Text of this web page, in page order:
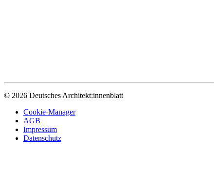
© 2026 Deutsches Architekt:innenblatt
Cookie-Manager
AGB
Impressum
Datenschutz